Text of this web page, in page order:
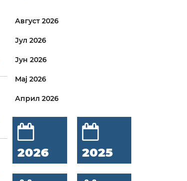
Август 2026
Јул 2026
Јун 2026
Мај 2026
Април 2026
2026 2025